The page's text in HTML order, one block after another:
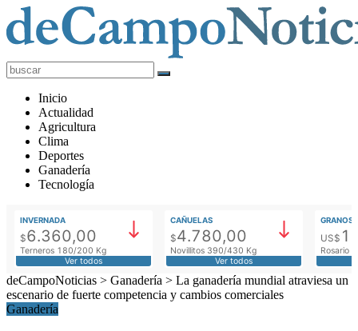
deCampoNoticias
Actualidad
Agropecuaria
Inicio
Actualidad
Agricultura
Clima
Deportes
Ganadería
Tecnología
INVERNADA
$6.360,00
Terneros 180/200 Kg
Ver todos
CAÑUELAS
$4.780,00
Novillitos 390/430 Kg
Ver todos
GRANOS
US$
Rosario
deCampoNoticias > Ganadería > La ganadería mundial atraviesa un
escenario de fuerte competencia y cambios comerciales
Ganadería